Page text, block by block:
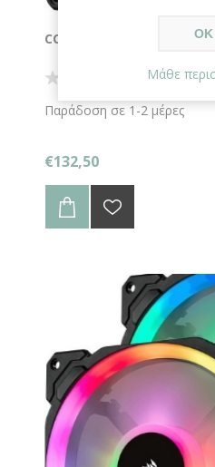
CORSAIR LL120 RGB 4-PIN
Παράδοση σε 1-2 μέρες
€132,50
ΟΚ
Μάθε